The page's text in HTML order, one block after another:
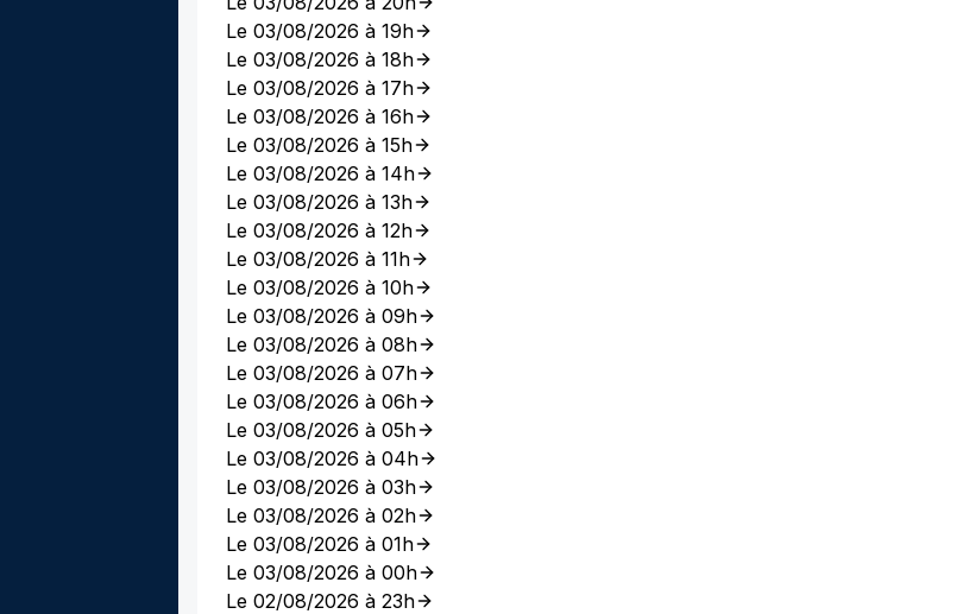
Le 03/08/2026 à 19h
Le 03/08/2026 à 18h
Le 03/08/2026 à 17h
Le 03/08/2026 à 16h
Le 03/08/2026 à 15h
Le 03/08/2026 à 14h
Le 03/08/2026 à 13h
Le 03/08/2026 à 12h
Le 03/08/2026 à 11h
Le 03/08/2026 à 10h
Le 03/08/2026 à 09h
Le 03/08/2026 à 08h
Le 03/08/2026 à 07h
Le 03/08/2026 à 06h
Le 03/08/2026 à 05h
Le 03/08/2026 à 04h
Le 03/08/2026 à 03h
Le 03/08/2026 à 02h
Le 03/08/2026 à 01h
Le 03/08/2026 à 00h
Le 02/08/2026 à 23h